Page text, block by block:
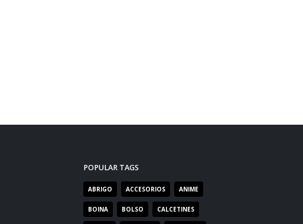
POPULAR TAGS
ABRIGO ACCESORIOS ANIME
BOINA BOLSO CALCETINES